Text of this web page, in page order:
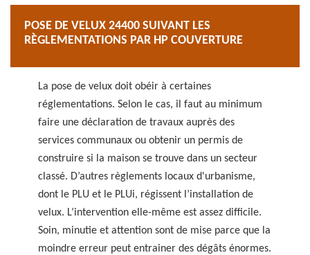
POSE DE VELUX 24400 SUIVANT LES
RÈGLEMENTATIONS PAR HP COUVERTURE
La pose de velux doit obéir à certaines
réglementations. Selon le cas, il faut au minimum
faire une déclaration de travaux auprès des
services communaux ou obtenir un permis de
construire si la maison se trouve dans un secteur
classé. D’autres règlements locaux d'urbanisme,
dont le PLU et le PLUi, régissent l’installation de
velux. L’intervention elle-même est assez difficile.
Soin, minutie et attention sont de mise parce que la
moindre erreur peut entrainer des dégâts énormes.